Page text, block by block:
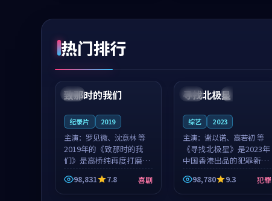
热门排行
中国 4K
99:22
致那时的我们
纪录片 2019
主演： 罗见微、沈意林 等
2019年的《致那时的我
们》是高桥纯再度打磨的
喜剧佳作。中国大陆的取
景与都市寓言的氛围相互
成就，罗见微与沈意林的
98,831 7.8 喜剧
中国 4K
99:18
寻找北极星
综艺 2023
主演： 谢以诺、高若初 等
《寻找北极星》是2023年
中国香港出品的犯罪新
作，主创团队希望用公路
冒险的故事让观众停下来
想一想。谢以诺领衔，高
98,780 9.3 犯罪
99:50 99:39